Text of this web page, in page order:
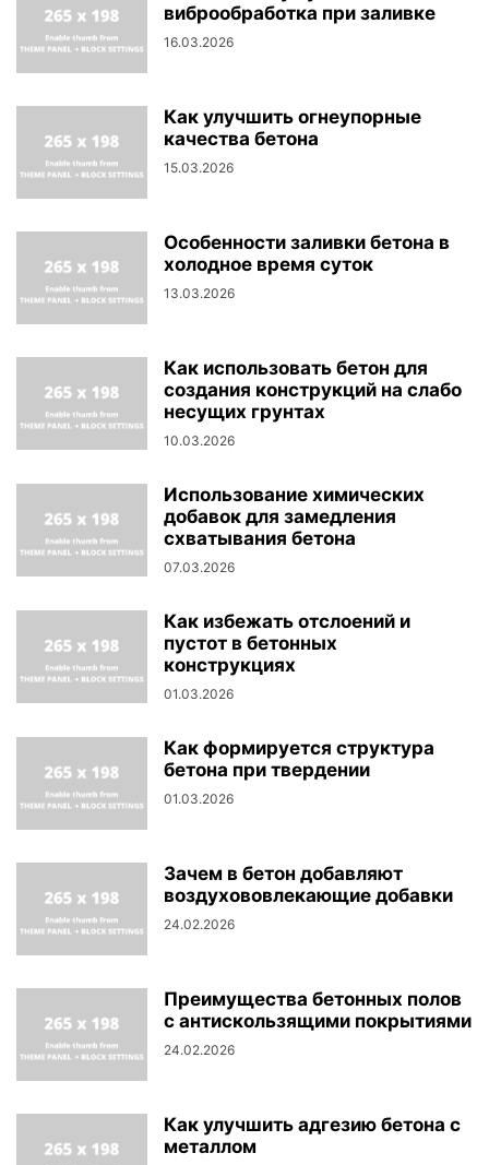
виброобработка при заливке
16.03.2026
Как улучшить огнеупорные
качества бетона
15.03.2026
Особенности заливки бетона в
холодное время суток
13.03.2026
Как использовать бетон для
создания конструкций на слабо
несущих грунтах
10.03.2026
Использование химических
добавок для замедления
схватывания бетона
07.03.2026
Как избежать отслоений и
пустот в бетонных
конструкциях
01.03.2026
Как формируется структура
бетона при твердении
01.03.2026
Зачем в бетон добавляют
воздухововлекающие добавки
24.02.2026
Преимущества бетонных полов
с антискользящими покрытиями
24.02.2026
Как улучшить адгезию бетона с
металлом